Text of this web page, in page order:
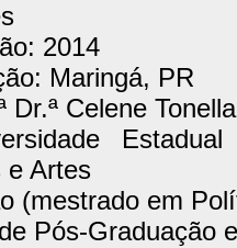
2014
Maringá, PR
Dr.ª Celene Tonella
e Artes
(mestrado em
Pós-Graduação